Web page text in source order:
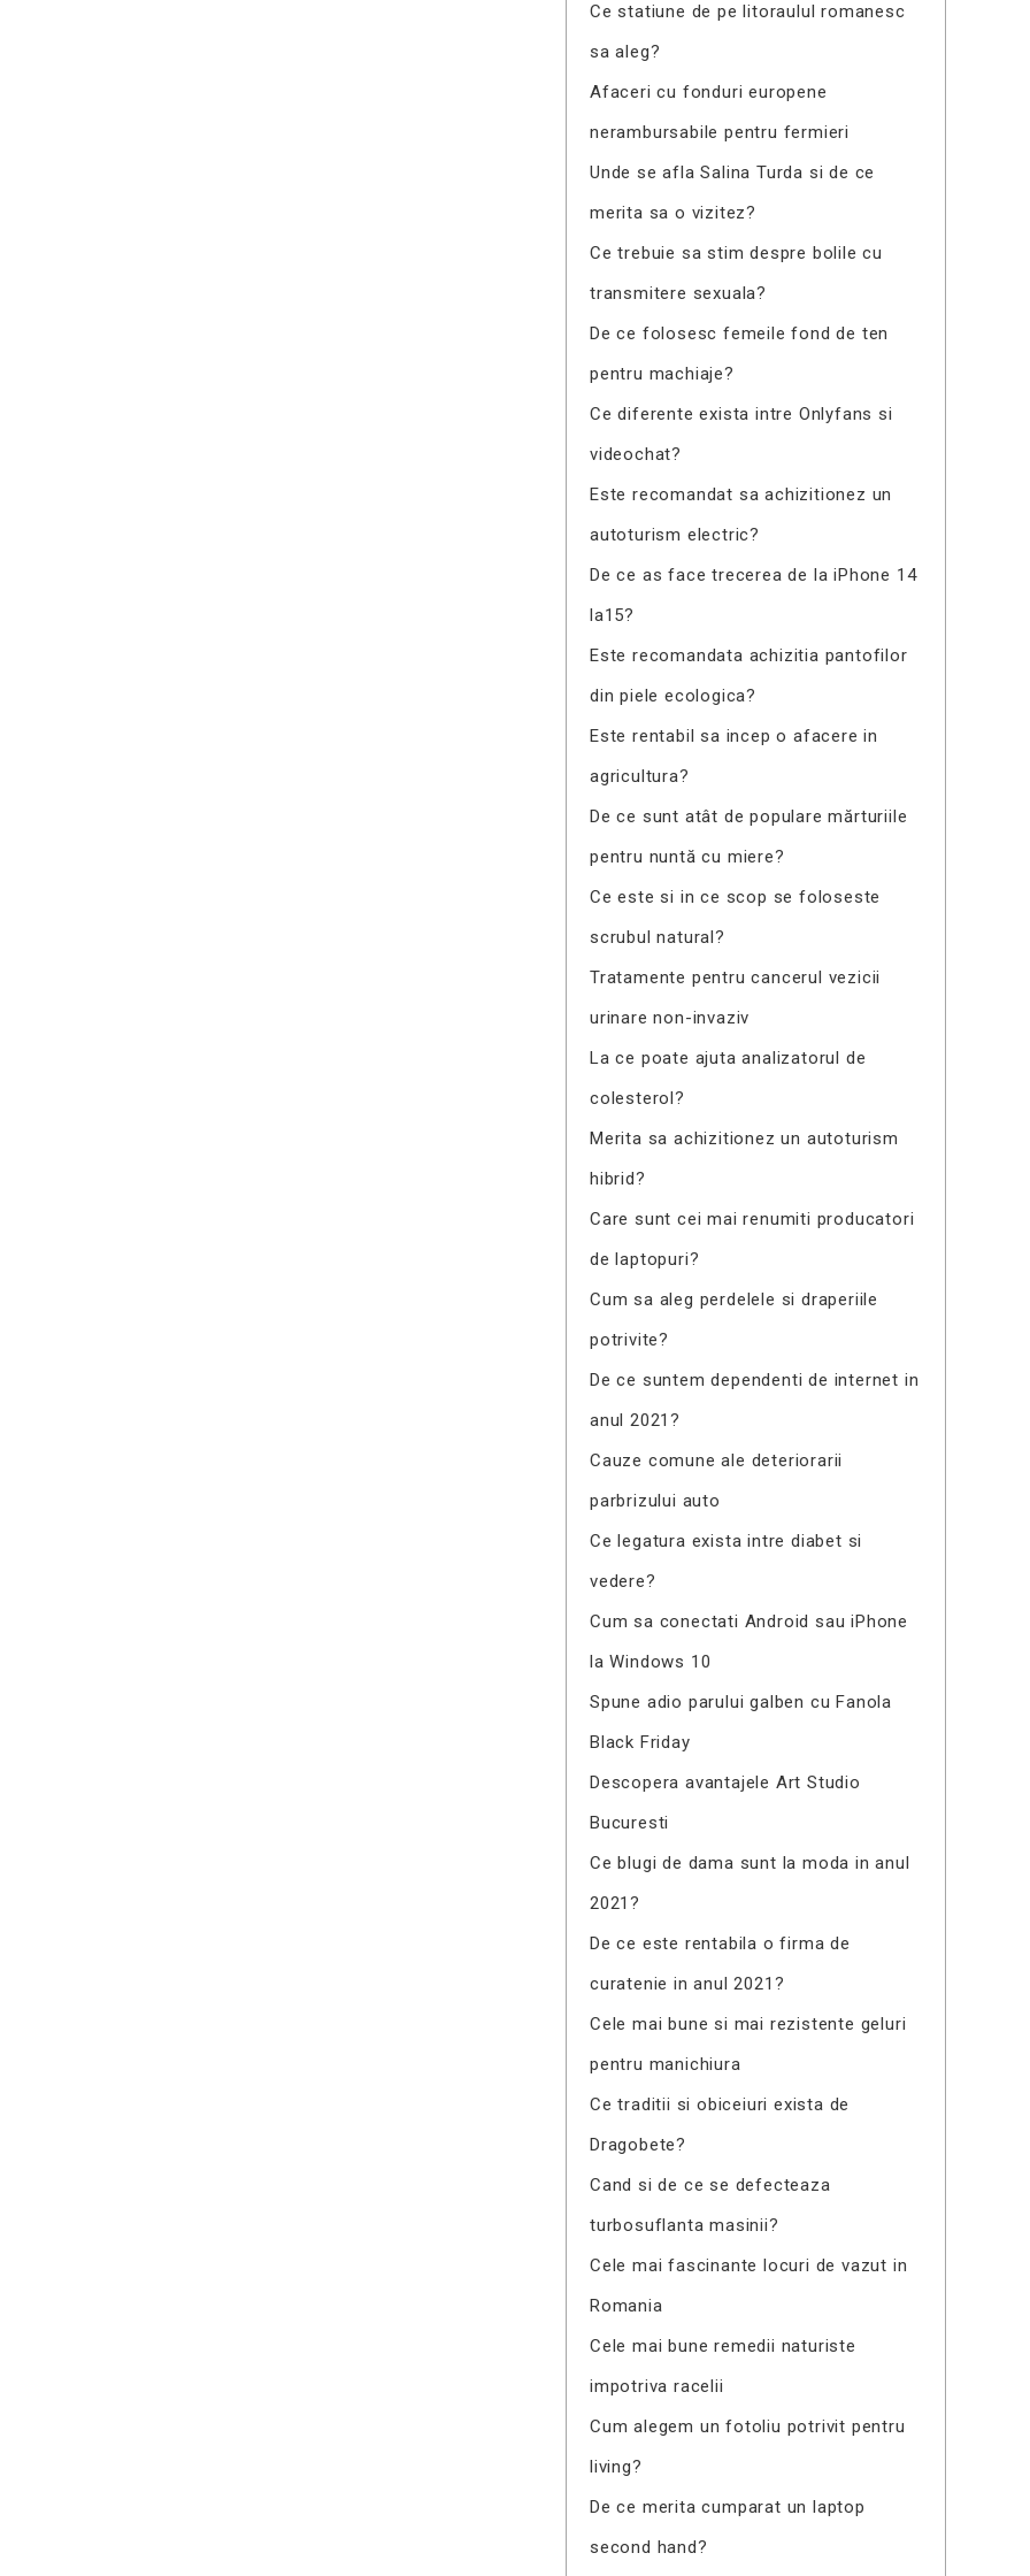
Ce statiune de pe litoraulul romanesc
sa aleg?
Afaceri cu fonduri europene
nerambursabile pentru fermieri
Unde se afla Salina Turda si de ce
merita sa o vizitez?
Ce trebuie sa stim despre bolile cu
transmitere sexuala?
De ce folosesc femeile fond de ten
pentru machiaje?
Ce diferente exista intre Onlyfans si
videochat?
Este recomandat sa achizitionez un
autoturism electric?
De ce as face trecerea de la iPhone 14
la15?
Este recomandata achizitia pantofilor
din piele ecologica?
Este rentabil sa incep o afacere in
agricultura?
De ce sunt atât de populare mărturiile
pentru nuntă cu miere?
Ce este si in ce scop se foloseste
scrubul natural?
Tratamente pentru cancerul vezicii
urinare non-invaziv
La ce poate ajuta analizatorul de
colesterol?
Merita sa achizitionez un autoturism
hibrid?
Care sunt cei mai renumiti producatori
de laptopuri?
Cum sa aleg perdelele si draperiile
potrivite?
De ce suntem dependenti de internet in
anul 2021?
Cauze comune ale deteriorarii
parbrizului auto
Ce legatura exista intre diabet si
vedere?
Cum sa conectati Android sau iPhone
la Windows 10
Spune adio parului galben cu Fanola
Black Friday
Descopera avantajele Art Studio
Bucuresti
Ce blugi de dama sunt la moda in anul
2021?
De ce este rentabila o firma de
curatenie in anul 2021?
Cele mai bune si mai rezistente geluri
pentru manichiura
Ce traditii si obiceiuri exista de
Dragobete?
Cand si de ce se defecteaza
turbosuflanta masinii?
Cele mai fascinante locuri de vazut in
Romania
Cele mai bune remedii naturiste
impotriva racelii
Cum alegem un fotoliu potrivit pentru
living?
De ce merita cumparat un laptop
second hand?